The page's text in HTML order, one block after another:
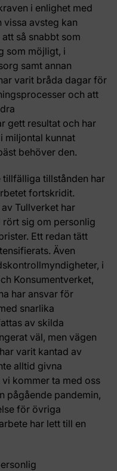
i enlighet med
avsteg kan
så snabbt som
som möjligt, i
samt annan
varit bråda dagar för
och att
gett resultat och har
miljontal kunnat
behöver den.
tillfälliga tillstånden har
fortskridit.
Tullverket har
sig om personlig
Ett redan tätt
Även
i
Konsumentverket,
har ansvar för
snarlika
av skilda
väl, men vägen
varit kantad av
alltid givna
kommer ta med oss
pågående pandemin,
för övriga
har lett till en